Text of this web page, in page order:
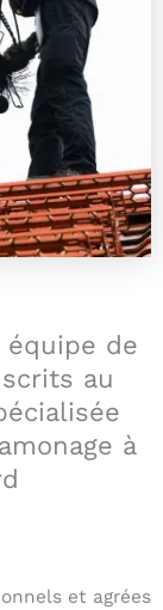
équipe de
au
à
et agrées